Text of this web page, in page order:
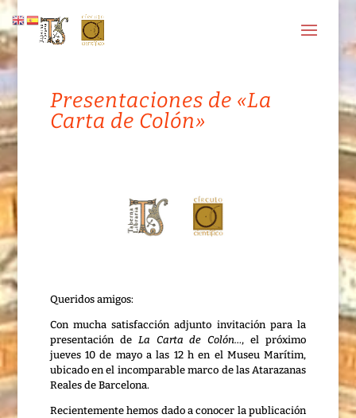
Presentaciones de «La
Carta de Colón»
Queridos amigos:
Con mucha satisfacción adjunto invitación para la
presentación deLa Carta de Colón…, el próximo
jueves 10 de mayo a las 12 h en el Museu Marítim,
ubicado en el incomparable marco de las Atarazanas
Reales de Barcelona.
Recientemente hemos dado a conocer la publicación